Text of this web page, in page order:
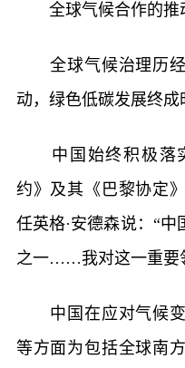
全球气候合作的推
全球气候治理历经
动，绿色低碳发展终成
中国始终积极落
约》及其《巴黎协定
任英格·安德森说：“
之一……我对这一重要
中国在应对气候变
等方面为包括全球南